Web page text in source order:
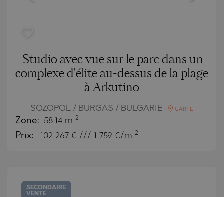
Studio avec vue sur le parc dans un
complexe d'élite au-dessus de la plage
à Arkutino
SOZOPOL / BURGAS / BULGARIE CARTE
Zone: 58.14 m 2
Prix: 102 267 € /// 1 759 €/m 2
SECONDAIRE
VENTE